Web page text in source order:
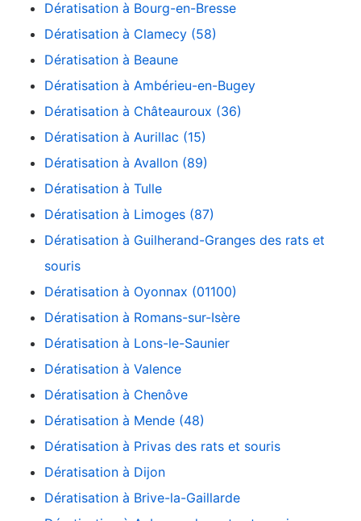
Dératisation à Bourg-en-Bresse
Dératisation à Clamecy (58)
Dératisation à Beaune
Dératisation à Ambérieu-en-Bugey
Dératisation à Châteauroux (36)
Dératisation à Aurillac (15)
Dératisation à Avallon (89)
Dératisation à Tulle
Dératisation à Limoges (87)
Dératisation à Guilherand-Granges des rats et
souris
Dératisation à Oyonnax (01100)
Dératisation à Romans-sur-Isère
Dératisation à Lons-le-Saunier
Dératisation à Valence
Dératisation à Chenôve
Dératisation à Mende (48)
Dératisation à Privas des rats et souris
Dératisation à Dijon
Dératisation à Brive-la-Gaillarde